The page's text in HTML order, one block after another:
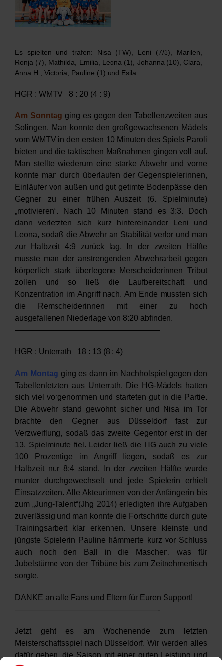
Es spielten und trafen: Nisa (TW), Leni (7/3), Marilen,
Ronja (7), Mathilda, Emilia, Leona (1), Johanna (10), Clara,
Anna H., Victoria, Pauline (1) und Esila
HGR : WMTV 8 : 20 (4 : 9)
Am Sonntag ging es gegen den Tabellenzweiten aus
Solingen. Man konnte den großgewachsenen Mädels
vom WMTV in den ersten 10 Minuten des Spiels Paroli
bieten und die taktischen Maßnahmen gingen voll auf.
Man stellte wiederum eine starke Abwehr und vorne
konnte man durch überlaufen der Gegenspielerinnen,
Einläufer von außen und gut getimte Bodenpässe den
Gegner zu einer frühen Auszeit (6. Spielminute)
„motivieren“. Nach 10 Minuten stand es 3:3. Doch
dann verletzten sich kurz hintereinander Leni und
Leona, sodaß die Abwehr an Stabilität verlor und man
zur Halbzeit 4:9 zurück lag. In der zweiten Hälfte
musste man der anstrengenden Abwehrarbeit gegen
körperlich stark überlegene Merscheiderinnen Tribut
zollen und so ließ die Laufbereitschaft und
Konzentration im Angriff nach. Am Ende mussten sich
die Remscheiderinnen mit einer zu hoch
ausgefallenen Niederlage von 8:20 abfinden.
——————————————————-
HGR : Unterrath 18 : 13 (8 : 4)
Am Montag ging es dann im Nachholspiel gegen den
Tabellenletzten aus Unterrath. Die HG-Mädels hatten
sich viel vorgenommen und starteten gut in die Partie.
Die Abwehr stand gewohnt sicher und Nisa im Tor
brachte den Gegner aus Düsseldorf fast zur
Verzweiflung, sodaß das zweite Gegentor erst in der
13. Spielminute fiel. Leider ließ die HG auch zu viele
100 Prozentige im Angriff liegen, sodaß es zur
Halbzeit nur 8:4 stand. In der zweiten Hälfte wurde
munter durchgewechselt und jede Spielerin erhielt
Einsatzzeiten. Alle Akteurinnen von der Anfängerin bis
zum „Jung-Talent“(Jhg 2014) erledigten ihre Aufgaben
zuverlässig und man konnte die Fortschritte durch gute
Trainingsarbeit klar erkennen. Unsere kleinste und
jüngste Spielerin Pauline hämmerte kurz vor Schluss
auch noch den Ball in die Maschen, was für
Jubelstürme von der Tribüne bis zum Zeitnehmertisch
sorgte.
DANKE an alle Fans und Eltern für Euren Support!
——————————————————-
Jetzt geht es am Wochenende zum letzten
Meisterschaftsspiel nach Düsseldorf. Wir werden alles
dafür geben, die Saison mit einer guten Leistung und